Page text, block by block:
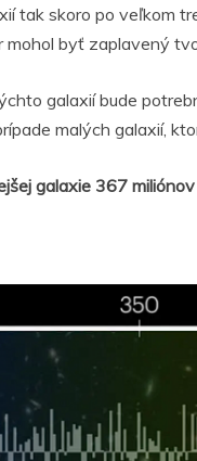
tak skoro po veľkom
byť zaplavený
galaxií bude
malých galaxií,
galaxie 367